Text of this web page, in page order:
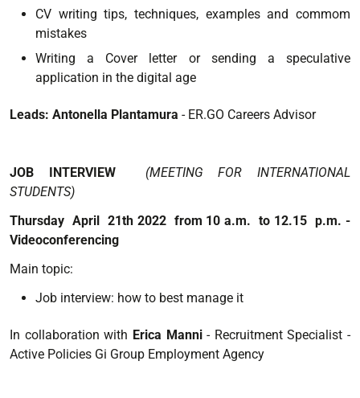
CV writing tips, techniques, examples and commom
mistakes
Writing a Cover letter or sending a speculative
application in the digital age
Leads: Antonella Plantamura - ER.GO Careers Advisor
JOB INTERVIEW
(MEETING FOR INTERNATIONAL
STUDENTS)
Thursday April 21th 2022 from 10 a.m. to 12.15 p.m. -
Videoconferencing
Main topic:
Job interview: how to best manage it
In collaboration with Erica Manni- Recruitment Specialist -
Active Policies Gi Group Employment Agency